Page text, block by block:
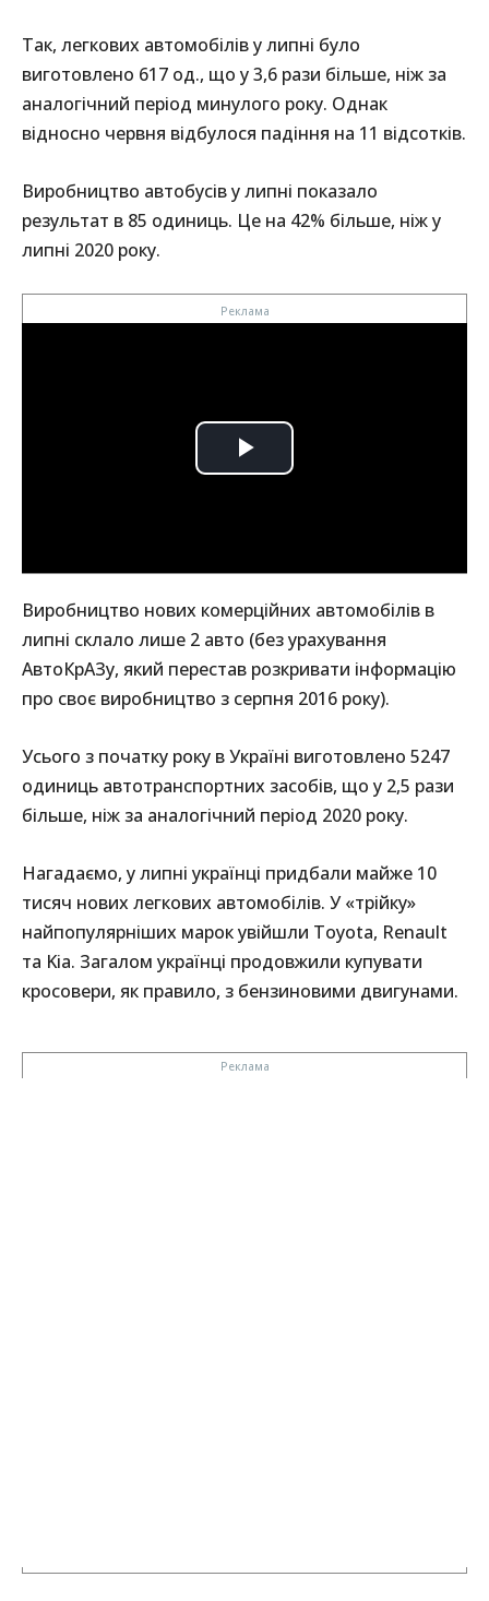
Так, легкових автомобілів у липні було
виготовлено 617 од., що у 3,6 рази більше, ніж за
аналогічний період минулого року. Однак
відносно червня відбулося падіння на 11 відсотків.
Виробництво автобусів у липні показало
результат в 85 одиниць. Це на 42% більше, ніж у
липні 2020 року.
Виробництво нових комерційних автомобілів в
липні склало лише 2 авто (без урахування
АвтоКрАЗу, який перестав розкривати інформацію
про своє виробництво з серпня 2016 року).
Усього з початку року в Україні виготовлено 5247
одиниць автотранспортних засобів, що у 2,5 рази
більше, ніж за аналогічний період 2020 року.
Нагадаємо, у липні українці придбали майже 10
тисяч нових легкових автомобілів. У «трійку»
найпопулярніших марок увійшли Toyota, Renault
та Kia. Загалом українці продовжили купувати
кросовери, як правило, з бензиновими двигунами.